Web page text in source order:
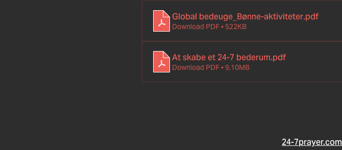
Global bedeuge_Bønne-aktiviteter.pdf
Download PDF • 522KB
At skabe et 24-7 bederum.pdf
Download PDF • 9.10MB
24-7prayer.com